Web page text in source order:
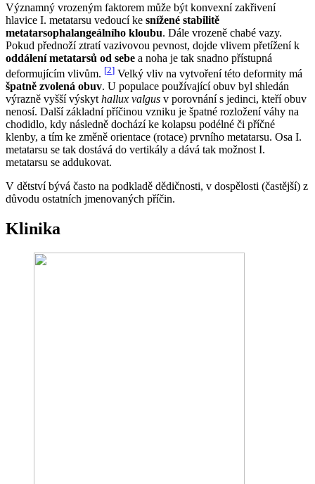
Významný vrozeným faktorem může být konvexní zakřivení
hlavice I. metatarsu vedoucí ke snížené stabilitě
metatarsophalangeálního kloubu. Dále vrozeně chabé vazy.
Pokud přednoží ztratí vazivovou pevnost, dojde vlivem přetížení k
oddálení metatarsů od sebe a noha je tak snadno přístupná
deformujícím vlivům. [2] Velký vliv na vytvoření této deformity má
špatně zvolená obuv. U populace používající obuv byl shledán
výrazně vyšší výskyt hallux valgus v porovnání s jedinci, kteří obuv
nenosí. Další základní příčinou vzniku je špatné rozložení váhy na
chodidlo, kdy následně dochází ke kolapsu podélné či příčné
klenby, a tím ke změně orientace (rotace) prvního metatarsu. Osa I.
metatarsu se tak dostává do vertikály a dává tak možnost I.
metatarsu se addukovat.
V dětství bývá často na podkladě dědičnosti, v dospělosti (častější) z
důvodu ostatních jmenovaných příčin.
Klinika